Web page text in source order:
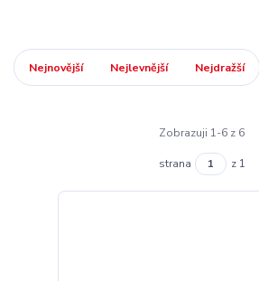
Nejnovější Nejlevnější Nejdražší
Zobrazuji 1-6 z 6
strana z 1